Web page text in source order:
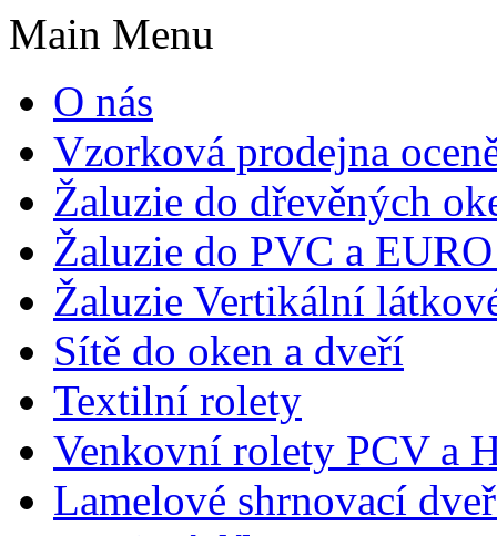
Main Menu
O nás
Vzorková prodejna
Žaluzie do dřevěných
Žaluzie do PVC a
Žaluzie Vertikální
Sítě do oken a dveří
Textilní rolety
Venkovní rolety PCV a
Lamelové shrnovací